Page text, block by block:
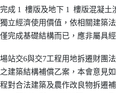
成 1  樓版及地下 1  樓版混凝土
立經濟使用價值，依相關建築
完成基礎結構而已，應非屬具
站交6與交7工程用地拆遷財團
建築結構補償乙案，本會意見
對合法建築及農作改良物拆遷